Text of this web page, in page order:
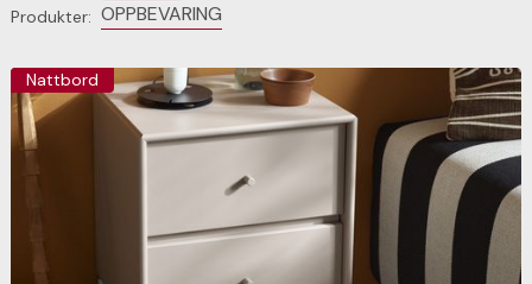
Produkter: OPPBEVARING
Nattbord